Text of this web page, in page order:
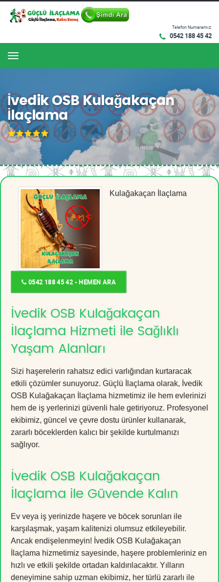
Telefon Numaramız:
0542 188 45 42
Menu
İvedik OSB Kulağakaçan
İlaçlama
Kulağakaçan İlaçlama
0542 188 45 42 - HEMEN ARA
İvedik OSB Kulağakaçan
İlaçlama Hizmeti ile Sağlıklı
Yaşam Alanları
Sizi haşerelerin rahatsız edici varlığından kurtaracak
etkili çözümler sunuyoruz. Güçlü İlaçlama olarak, İvedik
OSB Kulağakaçan İlaçlama hizmetimiz ile hem evlerinizi
hem de iş yerlerinizi güvenli hale getiriyoruz. Profesyonel
ekibimiz, güncel ve çevre dostu ürünler kullanarak,
zararlı böceklerden kalıcı bir şekilde kurtulmanızı
sağlıyor.
İvedik OSB Kulağakaçan
İlaçlama ile Güvende Kalın
Ev veya iş yerinizde haşere ve böcek sorunları ile
karşılaşmak, yaşam kalitenizi olumsuz etkileyebilir.
Ancak endişelenmeyin! İvedik OSB Kulağakaçan
İlaçlama hizmetimiz sayesinde, haşere problemleriniz en
hızlı ve etkili şekilde ortadan kaldırılacaktır. Yılların
deneyimine sahip uzman ekibimiz, her türlü zararlı ile